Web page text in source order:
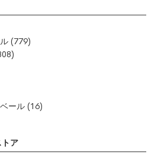
(779)
ール (16)
ア